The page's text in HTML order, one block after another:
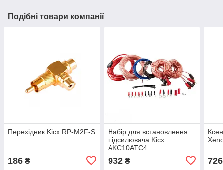
Подібні товари компанії
Перехідник Kicx RP-M2F-S
186 ₴
Набір для встановлення
підсилювача Kicx
AKC10ATC4
932₴ 726